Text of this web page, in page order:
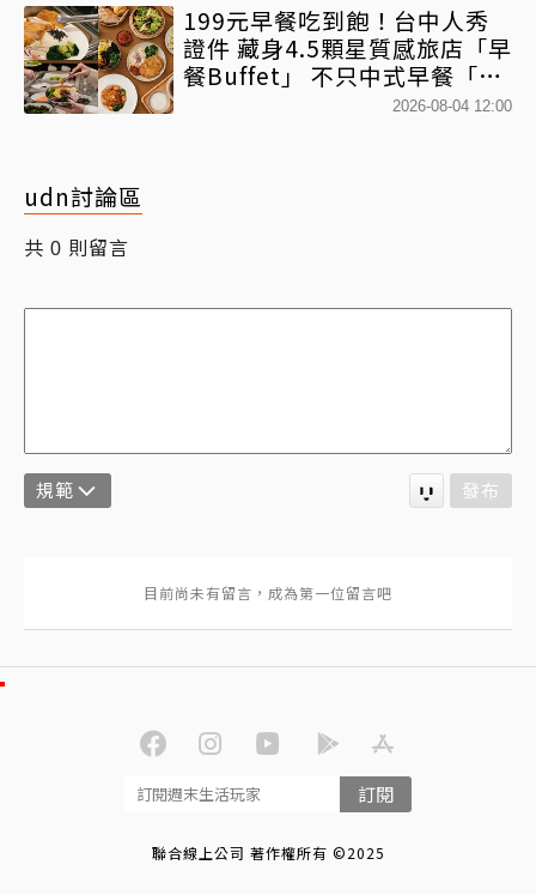
199元早餐吃到飽！台中人秀
證件 藏身4.5顆星質感旅店「早
餐Buffet」 不只中式早餐「酥
炸豬排、韓式拌飯」全吃得到
2026-08-04 12:00
udn討論區
共 0 則留言
規範 發布
訂閱
聯合線上公司 著作權所有 ©2025